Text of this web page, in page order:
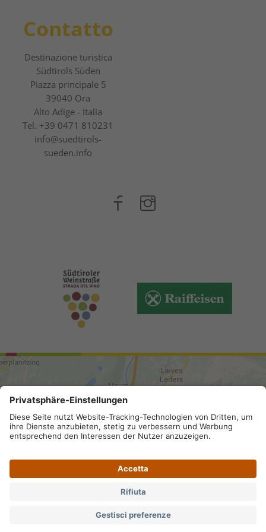
Contatto
Destinazione turistica
Südtirols Süden
Piazza principale 5
39040 Ora
Alto Adige - Italia
Tel. +39 0471 810231
info@suedtirols-
sueden.info
ARRIVO
Credits . Privacy
A4RZ960